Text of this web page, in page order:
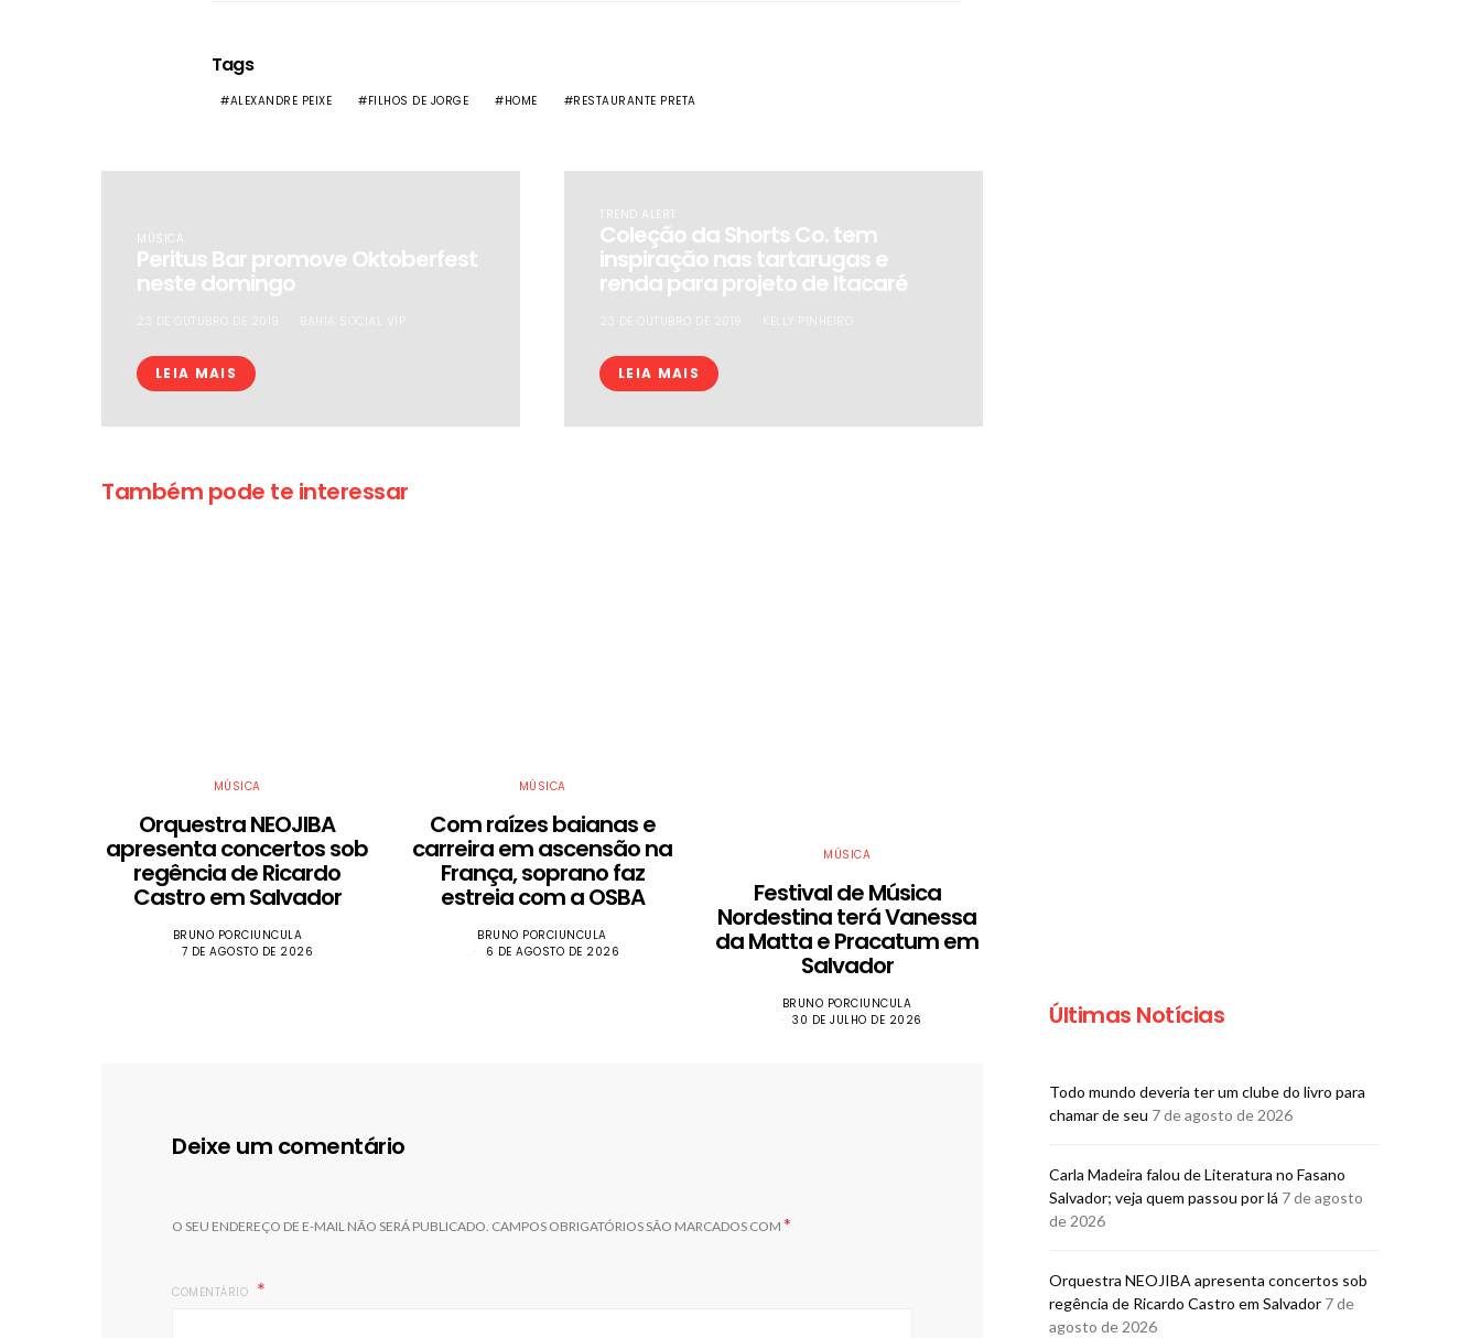
Tags
ALEXANDRE PEIXE FILHOS DE JORGE HOME RESTAURANTE PRETA
MÚSICA
Peritus Bar promove Oktoberfest
neste domingo
LEIA MAIS
TREND ALERT
Coleção da Shorts Co. tem
inspiração nas tartarugas e
renda para projeto de Itacaré
LEIA MAIS
Também pode te interessar
MÚSICA
Orquestra NEOJIBA
apresenta concertos sob
regência de Ricardo
Castro em Salvador
BRUNO PORCIUNCULA
7 DE AGOSTO DE 2026
MÚSICA
Com raízes baianas e
carreira em ascensão na
França, soprano faz
estreia com a OSBA
BRUNO PORCIUNCULA
6 DE AGOSTO DE 2026
MÚSICA
Festival de Música
Nordestina terá Vanessa
da Matta e Pracatum em
Salvador
BRUNO PORCIUNCULA
30 DE JULHO DE 2026
Deixe um comentário
O SEU ENDEREÇO DE E-MAIL NÃO SERÁ PUBLICADO. CAMPOS OBRIGATÓRIOS SÃO MARCADOS COM *
COMENTÁRIO
Últimas Notícias
Todo mundo deveria ter um clube do livro para
chamar de seu 7 de agosto de 2026
Carla Madeira falou de Literatura no Fasano
Salvador; veja quem passou por lá 7 de agosto
de 2026
Orquestra NEOJIBA apresenta concertos sob
regência de Ricardo Castro em Salvador 7 de
agosto de 2026